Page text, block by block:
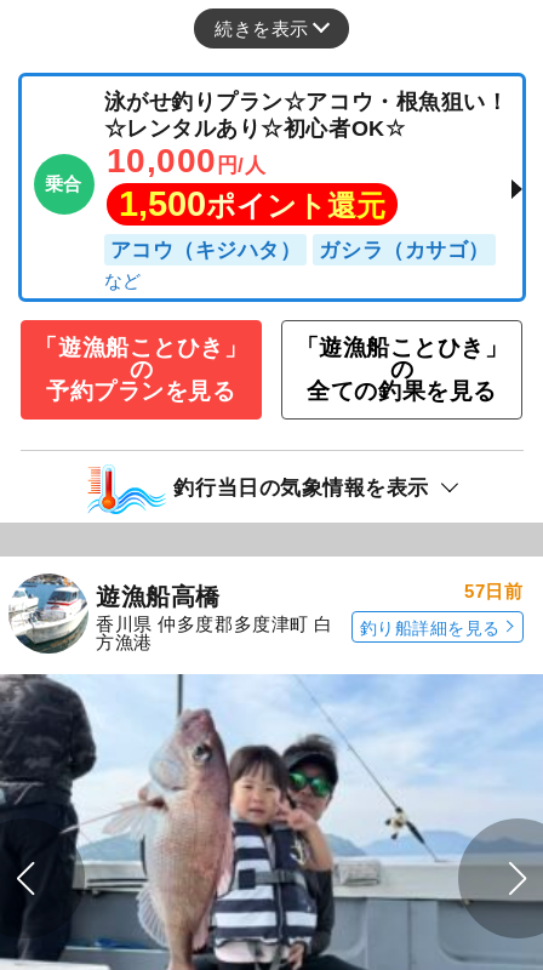
続きを表示
乗合
泳がせ釣りプラン☆アコウ・根魚狙い！
☆レンタルあり☆初心者OK☆
10,000 円/人
1,500ポイント還元
アコウ（キジハタ） ガシラ（カサゴ）
「遊漁船ことひき」
の
予約プランを見る
「遊漁船ことひき」
の
全ての釣果を見る
釣行当日の気象情報を表示
遊漁船高橋
香川県 仲多度郡多度津町 白
方漁港
57日前
釣り船詳細を見る